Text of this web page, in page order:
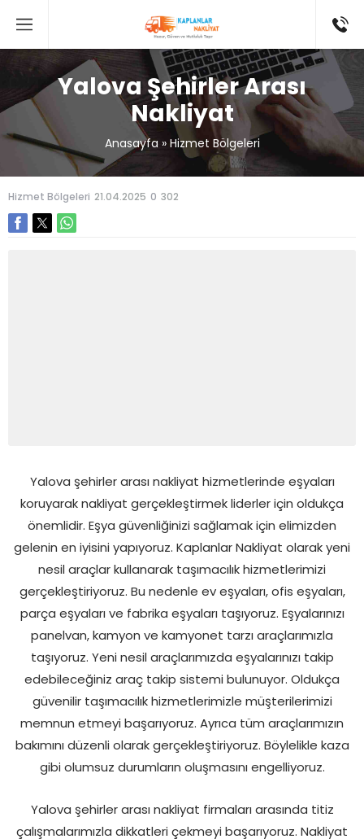
Yalova Şehirler Arası
Nakliyat
Anasayfa» Hizmet Bölgeleri
Hizmet Bölgeleri 21.04.2025 0 302
Yalova şehirler arası nakliyat hizmetlerinde eşyaları
koruyarak nakliyat gerçekleştirmek liderler için oldukça
önemlidir. Eşya güvenliğinizi sağlamak için elimizden
gelenin en iyisini yapıyoruz. Kaplanlar Nakliyat olarak yeni
nesil araçlar kullanarak taşımacılık hizmetlerimizi
gerçekleştiriyoruz. Bu nedenle ev eşyaları, ofis eşyaları,
parça eşyaları ve fabrika eşyaları taşıyoruz. Eşyalarınızı
panelvan, kamyon ve kamyonet tarzı araçlarımızla
taşıyoruz. Yeni nesil araçlarımızda eşyalarınızı takip
edebileceğiniz araç takip sistemi bulunuyor. Oldukça
güvenilir taşımacılık hizmetlerimizle müşterilerimizi
memnun etmeyi başarıyoruz. Ayrıca tüm araçlarımızın
bakımını düzenli olarak gerçekleştiriyoruz. Böylelikle kaza
gibi olumsuz durumların oluşmasını engelliyoruz.
Yalova şehirler arası nakliyat firmaları arasında titiz
çalışmalarımızla dikkatleri çekmeyi başarıyoruz. Nakliyat